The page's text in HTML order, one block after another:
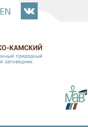
EN